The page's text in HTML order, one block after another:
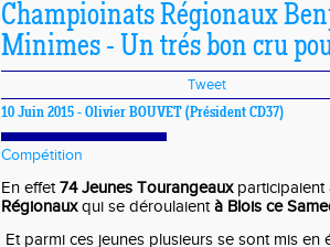
Champioinats Régionaux
Minimes - Un trés bon cru
Tweet
10 Juin 2015 - Olivier BOUVET (Président CD37)
Compétition
En effet74 Jeunes Tourangeauxparticipaient
Régionauxqui se déroulaientà Blois ce
Et parmi ces jeunes plusieurs se sont mis en